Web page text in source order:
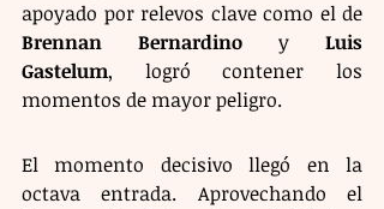
Brennan Bernardino y Luis
Gastelum, logró contener los
momentos de mayor peligro.
El momento decisivo llegó en la
octava entrada. Aprovechando el